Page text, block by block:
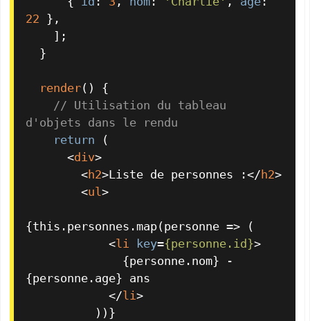
22 },
render( ) {
// Utilisation du tableau
d'objets dans le rendu
return (
<div>
<h2>Liste de personnes :</ h2>
<ul>
{this.personnes.map(personne => (
<li key={personne.id}>
{personne.age} ans
</li>